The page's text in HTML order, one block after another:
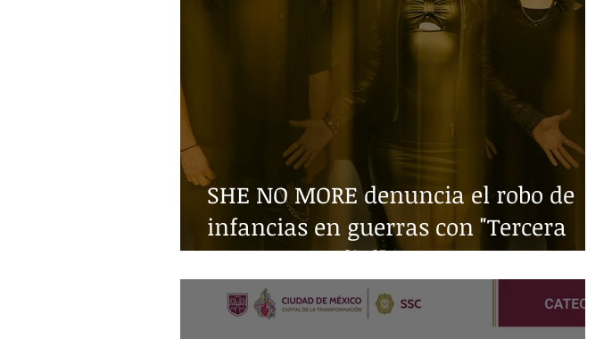
SHE NO MORE denuncia el robo de
infancias en guerras con "Tercera
Guerra Mundial"